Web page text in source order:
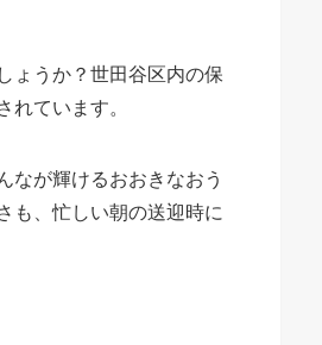
ょうか？世田谷区内の保
ています。
なが輝けるおおきなおう
も、忙しい朝の送迎時に